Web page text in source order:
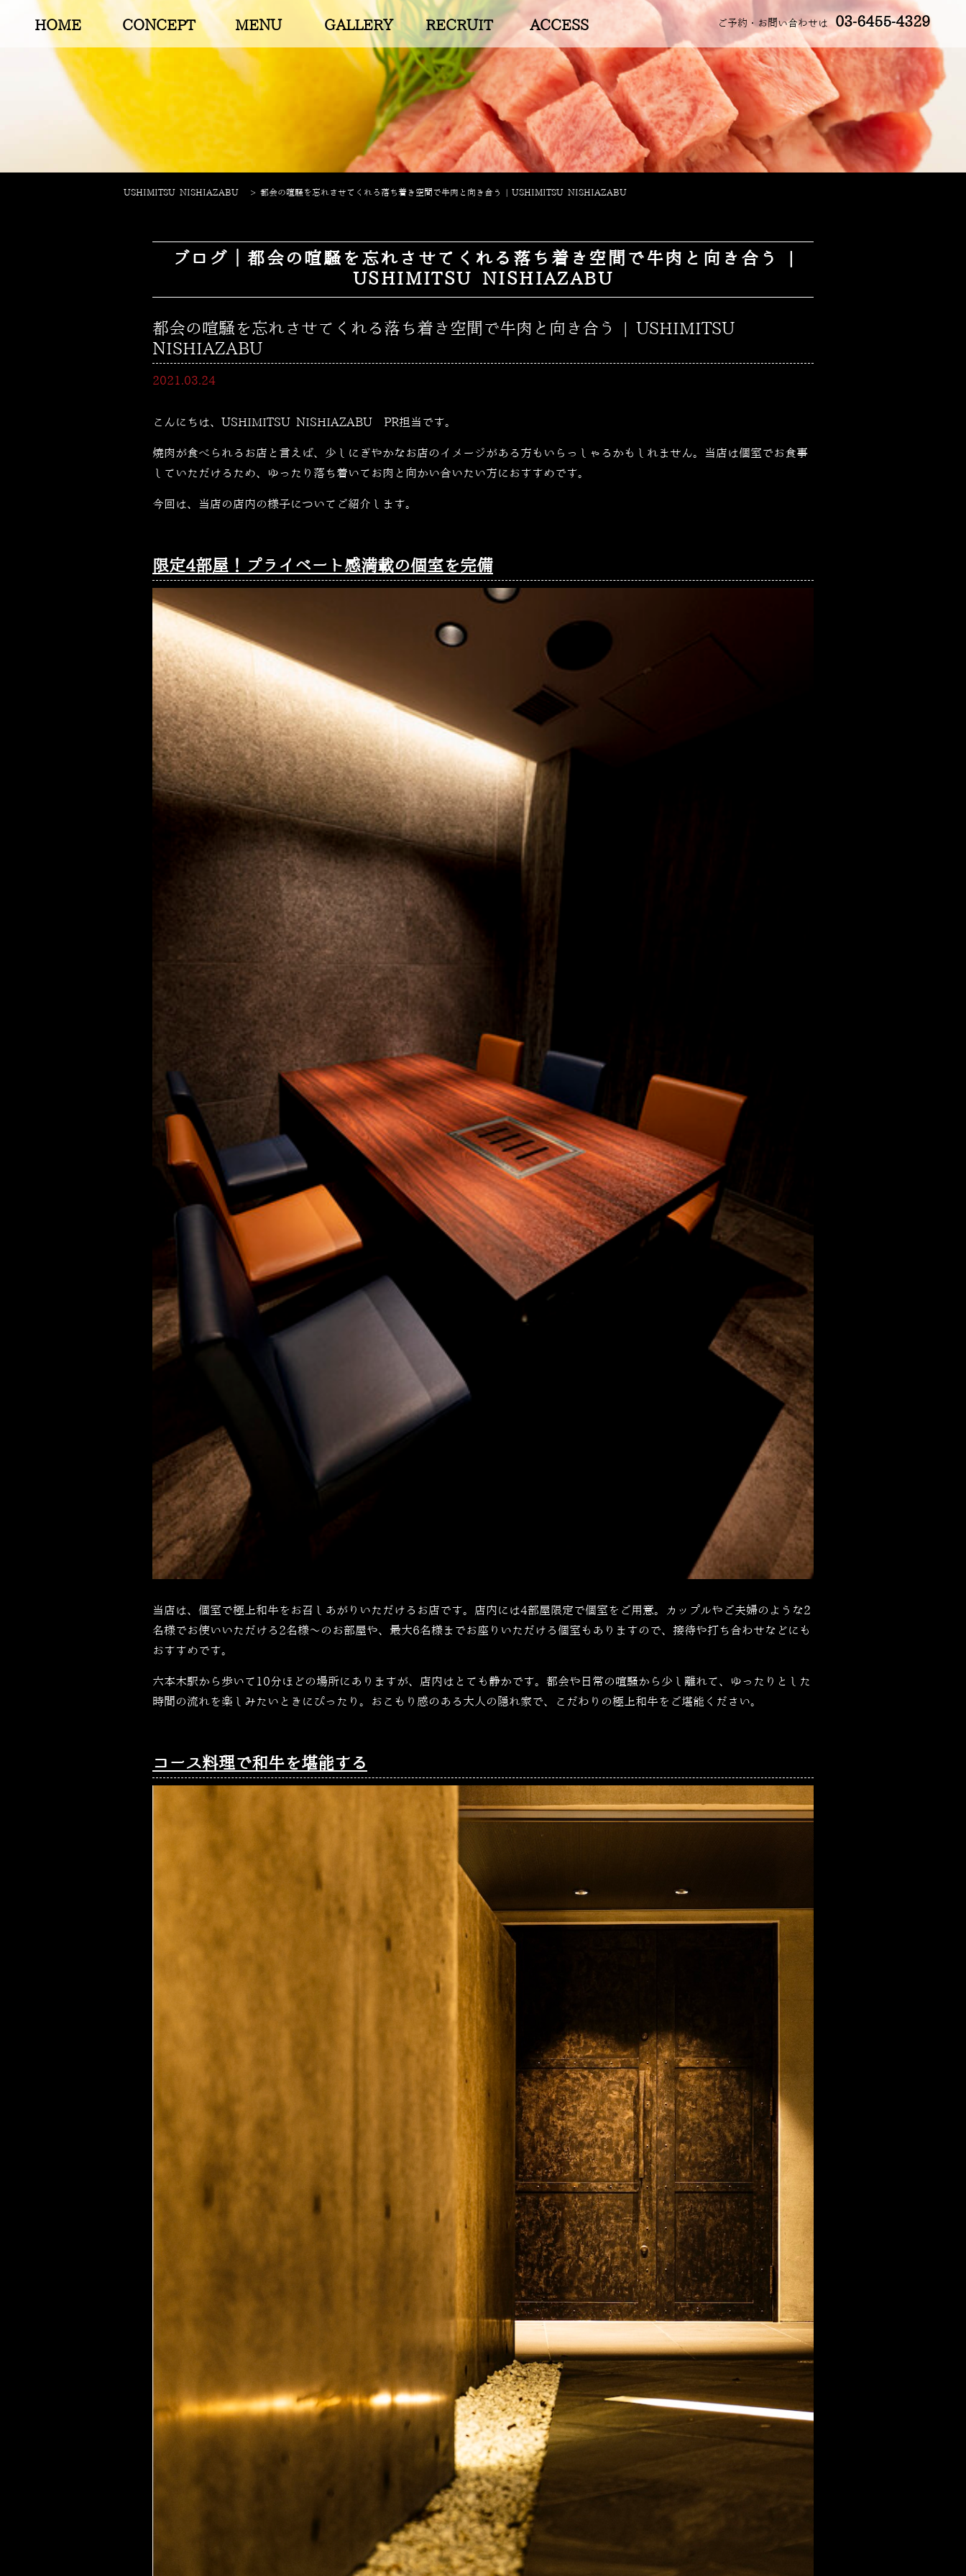
HOME CONCEPT MENU GALLERY RECRUIT ACCESS ご予約・お問い合わせは 03-6455-4329
USHIMITSU NISHIAZABU > 都会の喧騒を忘れさせてくれる落ち着き空間で牛肉と向き合う | USHIMITSU NISHIAZABU
ブログ｜都会の喧騒を忘れさせてくれる落ち着き空間で牛肉と向き合う |
USHIMITSU NISHIAZABU
都会の喧騒を忘れさせてくれる落ち着き空間で牛肉と向き合う | USHIMITSU
NISHIAZABU
2021.03.24
こんにちは、USHIMITSU NISHIAZABU PR担当です。
焼肉が食べられるお店と言えば、少しにぎやかなお店のイメージがある方もいらっしゃるかもしれません。当店は個室でお食事
していただけるため、ゆったり落ち着いてお肉と向かい合いたい方におすすめです。
今回は、当店の店内の様子についてご紹介します。
限定4部屋！プライベート感満載の個室を完備
当店は、個室で極上和牛をお召しあがりいただけるお店です。店内には4部屋限定で個室をご用意。カップルやご夫婦のような2
名様でお使いいただける2名様～のお部屋や、最大6名様までお座りいただける個室もありますので、接待や打ち合わせなどにも
おすすめです。
六本木駅から歩いて10分ほどの場所にありますが、店内はとても静かです。都会や日常の喧騒から少し離れて、ゆったりとした
時間の流れを楽しみたいときにぴったり。おこもり感のある大人の隠れ家で、こだわりの極上和牛をご堪能ください。
コース料理で和牛を堪能する